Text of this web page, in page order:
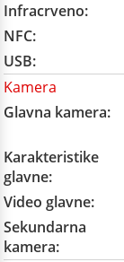
Infracrveno:
NFC:
USB:
Kamera
Glavna kamera:
Karakteristike
glavne:
Video glavne:
Sekundarna
kamera: